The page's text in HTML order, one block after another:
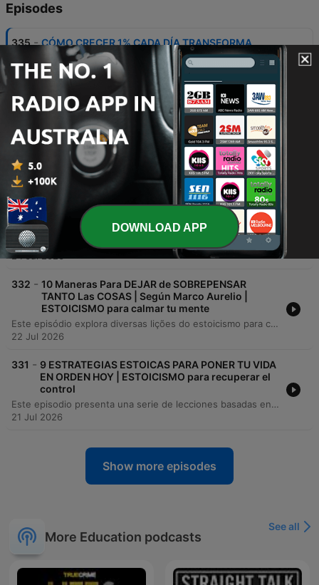
Episodes
335 - CÓMO CRECER 1% CADA DÍA TRANSFORMA
TODO - LECCIONES de ESTOICISMO Para
Construir una Vida Extraordinaria
Este episodio presenta una serie de lecciones basadas en el estoicismo para lograr un crecimiento personal del 1% diario, utilizando las enseñanzas de filósofos como Epicteto, Marco Aurelio y Séneca. Se aborda la importancia de la disciplina, la gestión de las opiniones ajenas, la claridad de roles y el dominio de la mente. Asimismo, se explora la aplicación práctica de esta filosofía a través de la preparación mediante el entrenamiento diario, la coherencia entre palabras y acciones, y el poder de la elección consciente. El contenido enfatiza que el crecimiento se logra mediante pequeñas decisiones diarias y un enfoque en el presente para evitar la parálisis ante las dificultades.
29 Jul 2026
APRENDE A ACTUAR COMO SI NADA
REALMENTE TE MOLESTARA - SABIDURÍA
ESTOICA para dominar tus emociones
27 Jul 2026
333 -
ARREGLA TU VIDA: Aplica estas 10 PRÁCTICAS
ESTOICAS | ESTOICISMO para recuperar el
control
24 Jul 2026
332 - 10 Maneras Para DEJAR de SOBREPENSAR
TANTO Las COSAS | Según Marco Aurelio |
ESTOICISMO para calmar tu mente
Este episódio explora diversas lições do estoicismo para combater o hábito de sobrepensar, utilizando ensinamentos de Marco Aurélio, Epicteto e Sêneca. O conteúdo aborda temas como a prática da gratidão, a aceitação da impermanência e o foco no esforço em vez do resultado. A jornada continua com estratégias práticas para lidar com a ansiedade, incluindo a decomposição de problemas em passos concretos, a busca por sabedoria externa e a prática do malestar voluntário. O objetivo é ensinar como transformar o excesso de pensamento em resiliência e ação através do foco no presente.
22 Jul 2026
331 - 9 ESTRATEGIAS ESTOICAS PARA PONER TU VIDA
EN ORDEN HOY | ESTOICISMO para recuperar el
control
Este episodio presenta una serie de lecciones basadas en el estoicismo para alcanzar la claridad, la serenidad y el dominio personal. A través de estrategias inspiradas en autores como Séneca, Epicteto y Marco Aurelio, se invita al oyente a tomar el control de su mente, gestionar sus hábitos y valorar el uso del tiempo. El contenido explora cómo la simplicidad, la acción consciente y la gestión de la energía permiten construir un carácter resiliente. El objetivo es aprender a simplificar la vida para encontrar la verdadera libertad y proteger la paz mental frente al caos externo.
21 Jul 2026
Show more episodes
More Education podcasts
See all
DOWNLOAD APP